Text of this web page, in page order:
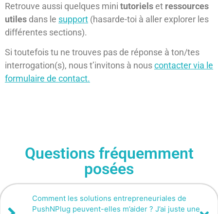
Retrouve aussi quelques mini tutoriels et ressources
utiles dans le support (hasarde-toi à aller explorer les
différentes sections).
Si toutefois tu ne trouves pas de réponse à ton/tes
interrogation(s), nous t’invitons à nouscontacter via le
formulaire de contact.
Questions fréquemment
posées
Comment les solutions entrepreneuriales de
PushNPlug peuvent-elles m’aider ? J’ai juste une